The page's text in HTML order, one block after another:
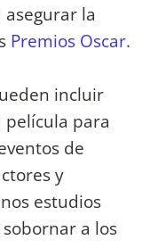
la
Premios Oscar.
incluir
película para
de
y
estudios
a los